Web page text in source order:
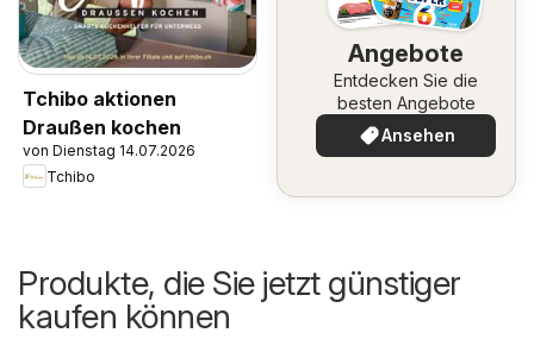
Tchibo aktionen
Draußen kochen
von Dienstag 14.07.2026
Tchibo
Angebote
Entdecken Sie die
besten Angebote
Ansehen
Produkte, die Sie jetzt günstiger
kaufen können